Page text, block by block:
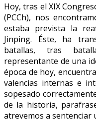
Hoy, tras el XIX
(PCCh), nos
estaba prevista la
Jinping. Éste, ha
batallas, tras
representante de una
época de hoy,
valencias internas e
sopesado
de la historia,
atrevemos a sentenciar